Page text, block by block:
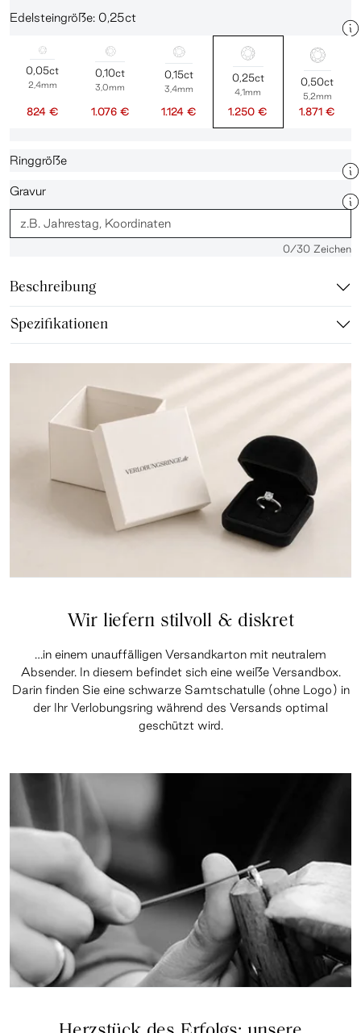
Edelsteingröße: 0,25ct
0,05ct
2,4mm
824 €
0,10ct
3,0mm
1.076 €
0,15ct
3,4mm
1.124 €
0,25ct
4,1mm
1.250 €
0,50ct
5,2mm
1.871 €
Ringgröße
Gravur
0/30 Zeichen
Beschreibung
Spezifikationen
Wir liefern stilvoll & diskret
…in einem unauffälligen Versandkarton mit neutralem
Absender. In diesem befindet sich eine weiße Versandbox.
Darin finden Sie eine schwarze Samtschatulle (ohne Logo) in
der Ihr Verlobungsring während des Versands optimal
geschützt wird.